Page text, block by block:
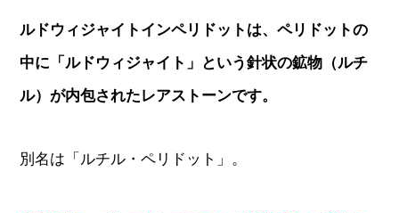
ルドウィジャイトインペリドットは、ペリドットの
中に「ルドウィジャイト」という針状の鉱物（ルチ
ル）が内包されたレアストーンです。
別名は「ルチル・ペリドット」。